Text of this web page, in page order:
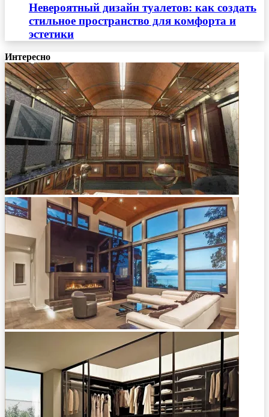
Невероятный дизайн туалетов: как создать
стильное пространство для комфорта и
эстетики
Интересно